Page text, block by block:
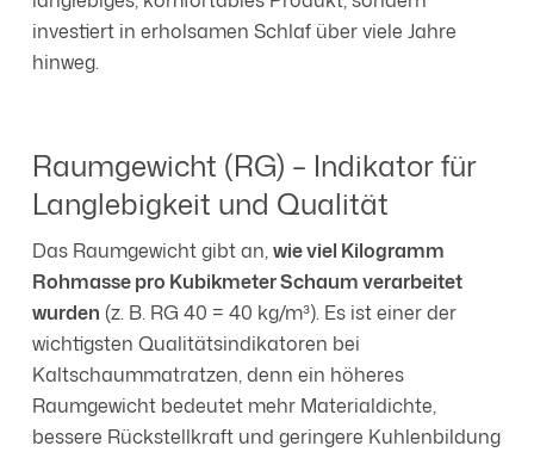
investiert in erholsamen Schlaf über viele Jahre
hinweg.
Raumgewicht (RG) – Indikator für
Langlebigkeit und Qualität
Das Raumgewicht gibt an,wie viel Kilogramm
Rohmasse pro Kubikmeter Schaum verarbeitet
wurden (z. B. RG 40 = 40 kg/m³). Es ist einer der
wichtigsten Qualitätsindikatoren bei
Kaltschaummatratzen, denn ein höheres
Raumgewicht bedeutet mehr Materialdichte,
bessere Rückstellkraft und geringere Kuhlenbildung